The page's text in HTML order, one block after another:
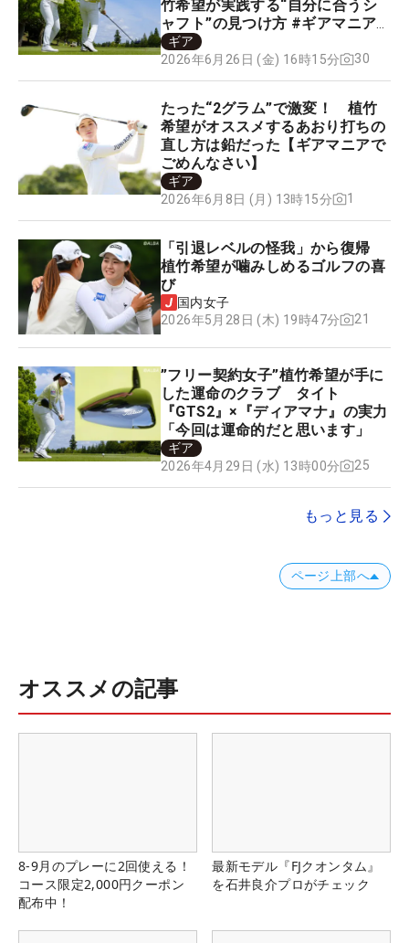
竹希望が実践する“自分に合うシ
ャフト”の見つけ方 #ギアマニア
でごめんなさい
ギア
2026年6月26日 (金) 16時15分
30
たった“2グラム”で激変！ 植竹
希望がオススメするあおり打ちの
直し方は鉛だった【ギアマニアで
ごめんなさい】
ギア
2026年6月8日 (月) 13時15分
1
「引退レベルの怪我」から復帰
植竹希望が噛みしめるゴルフの喜
び
国内女子
2026年5月28日 (木) 19時47分
21
”フリー契約女子”植竹希望が手に
した運命のクラブ タイト
『GTS2』×『ディアマナ』の実力
「今回は運命的だと思います」
ギア
2026年4月29日 (水) 13時00分
25
もっと見る
ページ上部へ
オススメの記事
8-9月のプレーに2回使える！
コース限定2,000円クーポン
配布中！
最新モデル『FJクオンタム』
を石井良介プロがチェック